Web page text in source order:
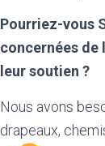
Pourriez-vous
concernées de
leur soutien ?
Nous avons
drapeaux,